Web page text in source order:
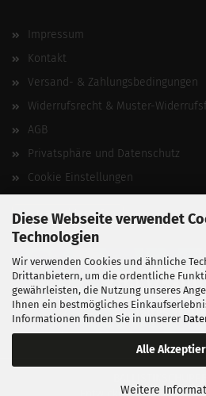
Diese Webseite verwendet
Technologien
Wir verwenden Cookies und ähnliche
Drittanbietern, um die ordentliche
gewährleisten, die Nutzung unseres
Ihnen ein bestmögliches
Informationen finden Sie in unserer
Alle
Weitere
Impressum
Kontakt
Versand- & Zahlungsbedingungen
Widerrufsrecht & Muster-
AGB
Privatsphäre und Datenschutz
Cookie Einstellungen
Vertrag widerrufen